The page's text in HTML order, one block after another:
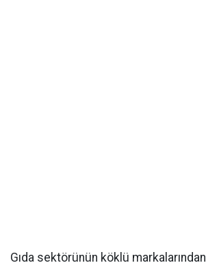
Gıda sektörünün köklü markalarından